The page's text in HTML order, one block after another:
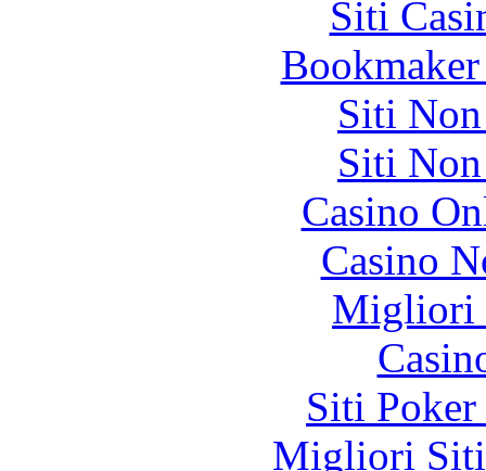
Siti
Siti
Siti
Casino
Casino
Migliori
Siti
Migliori Siti